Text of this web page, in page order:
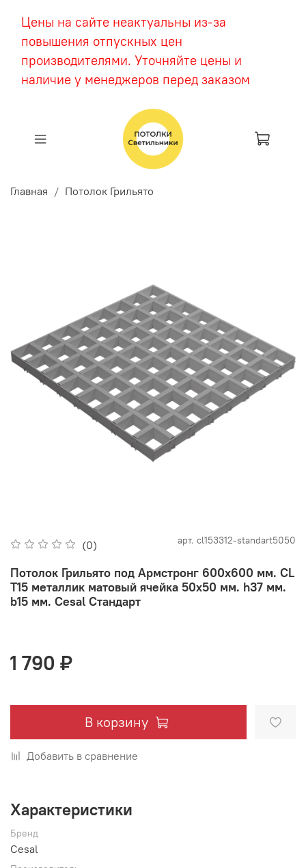
Цены на сайте неактуальны из-за
повышения отпускных цен
производителями. Уточняйте цены и
наличие у менеджеров перед заказом
Главная Потолок Грильято
(0) арт. cl153312-standart5050
Потолок Грильято под Армстронг 600x600 мм. CL
T15 металлик матовый ячейка 50х50 мм. h37 мм.
b15 мм. Cesal Стандарт
1 790 ₽
В корзину
Добавить в сравнение
Характеристики
Бренд
Cesal